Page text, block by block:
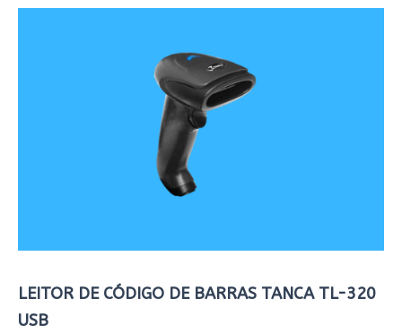
LEITOR DE CÓDIGO DE BARRAS TANCA TL-320
USB